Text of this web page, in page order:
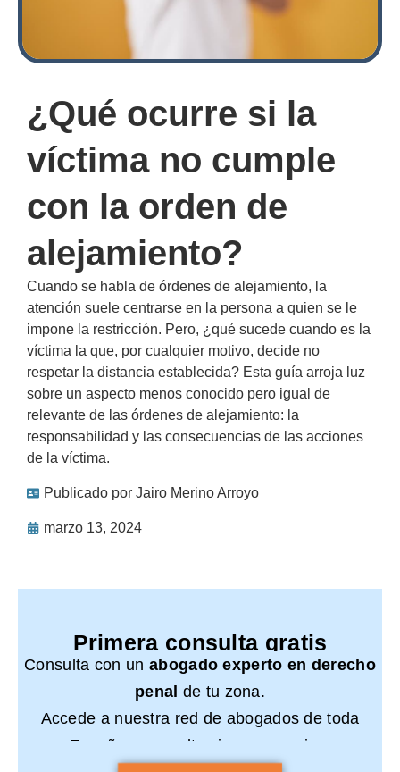
¿Qué ocurre si la
víctima no cumple
con la orden de
alejamiento?
Cuando se habla de órdenes de alejamiento, la
atención suele centrarse en la persona a quien se le
impone la restricción. Pero, ¿qué sucede cuando es la
víctima la que, por cualquier motivo, decide no
respetar la distancia establecida? Esta guía arroja luz
sobre un aspecto menos conocido pero igual de
relevante de las órdenes de alejamiento: la
responsabilidad y las consecuencias de las acciones
de la víctima.
Publicado por Jairo Merino Arroyo
marzo 13, 2024
Primera consulta gratis
Consulta con un abogado experto en derecho
penal de tu zona.
Accede a nuestra red de abogados de toda
España y consulta sin compromiso.